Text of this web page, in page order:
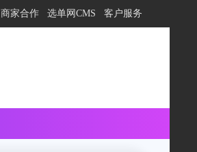
商家合作 选单网CMS 客户服务
向在线客服提问